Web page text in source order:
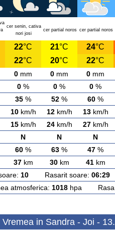
cer senin, cativa
nori josi
cer partial noros cer partial noros
22°C 21°C 24°C
22°C 20°C 22°C
0 mm 0 mm 0 mm
0 % 0 % 0 %
35 % 52 % 60 %
10km/h 12km/h 13km/h
15km/h 24km/h 27km/h
N N N
60 % 63 % 47 %
37km 30km 41km
10Rasarit soare: 06:29
1018hpa
Vremea in Sandra - Joi -